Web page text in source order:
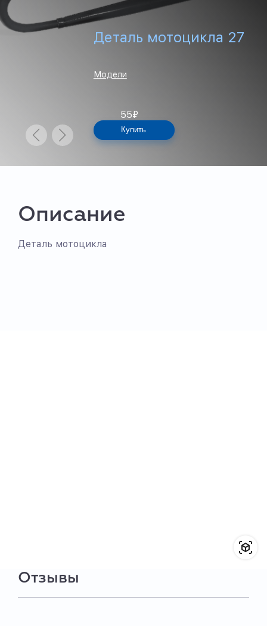
Деталь мотоцикла 27
Модели
55₽
Купить
Описание
Деталь мотоцикла
Отзывы